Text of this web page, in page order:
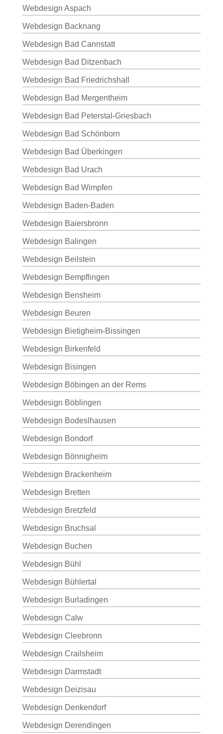
Webdesign Aspach
Webdesign Backnang
Webdesign Bad Cannstatt
Webdesign Bad Ditzenbach
Webdesign Bad Friedrichshall
Webdesign Bad Mergentheim
Webdesign Bad Peterstal-Griesbach
Webdesign Bad Schönborn
Webdesign Bad Überkingen
Webdesign Bad Urach
Webdesign Bad Wimpfen
Webdesign Baden-Baden
Webdesign Baiersbronn
Webdesign Balingen
Webdesign Beilstein
Webdesign Bempflingen
Webdesign Bensheim
Webdesign Beuren
Webdesign Bietigheim-Bissingen
Webdesign Birkenfeld
Webdesign Bisingen
Webdesign Böbingen an der Rems
Webdesign Böblingen
Webdesign Bodeslhausen
Webdesign Bondorf
Webdesign Bönnigheim
Webdesign Brackenheim
Webdesign Bretten
Webdesign Bretzfeld
Webdesign Bruchsal
Webdesign Buchen
Webdesign Bühl
Webdesign Bühlertal
Webdesign Burladingen
Webdesign Calw
Webdesign Cleebronn
Webdesign Crailsheim
Webdesign Darmstadt
Webdesign Deizisau
Webdesign Denkendorf
Webdesign Derendingen